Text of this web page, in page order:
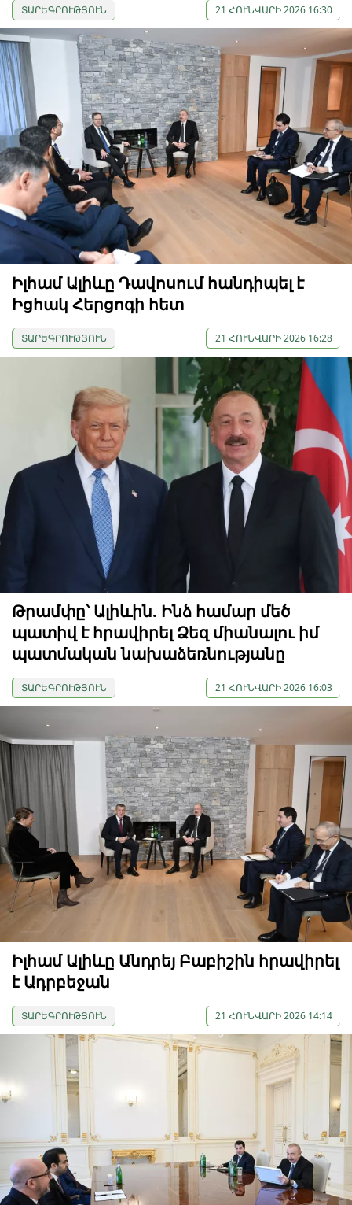
ՏԱՐԵԳՐՈՒԹՅՈՒՆ 21 ՀՈՒՆՎԱՐԻ 2026 16:30
Իլհամ Ալիևը Դավոսում հանդիպել է
Իցհակ Հերցոգի հետ
ՏԱՐԵԳՐՈՒԹՅՈՒՆ 21 ՀՈՒՆՎԱՐԻ 2026 16:28
Թրամփը՝ Ալիևին. Ինձ համար մեծ
պատիվ է հրավիրել Ձեզ միանալու իմ
պատմական նախաձեռնությանը
ՏԱՐԵԳՐՈՒԹՅՈՒՆ 21 ՀՈՒՆՎԱՐԻ 2026 16:03
Իլհամ Ալիևը Անդրեյ Բաբիշին հրավիրել
է Ադրբեջան
ՏԱՐԵԳՐՈՒԹՅՈՒՆ 21 ՀՈՒՆՎԱՐԻ 2026 14:14